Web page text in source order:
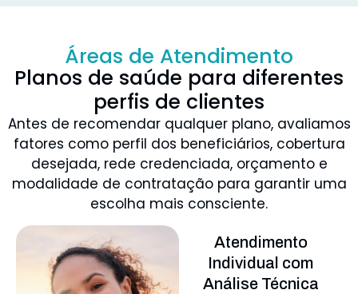
Áreas de Atendimento
Planos de saúde para diferentes
perfis de clientes
Antes de recomendar qualquer plano, avaliamos
fatores como perfil dos beneficiários, cobertura
desejada, rede credenciada, orçamento e
modalidade de contratação para garantir uma
escolha mais consciente.
Atendimento
Individual com
Análise Técnica